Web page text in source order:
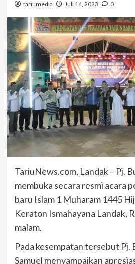
tariumedia Juli 14, 2023 0
TariuNews.com, Landak – Pj.
membuka secara resmi acara
baru Islam 1 Muharam 1445
Keraton Ismahayana Landak,
malam.
Pada kesempatan tersebut Pj.
Samuel menyampaikan